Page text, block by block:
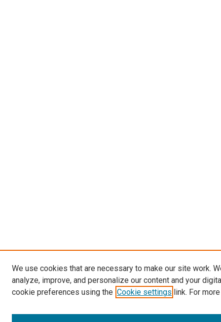
We use cookies that are necessary to make our site work.
analyze, improve, and personalize our content and your
cookie preferences using the Cookie settings link. For